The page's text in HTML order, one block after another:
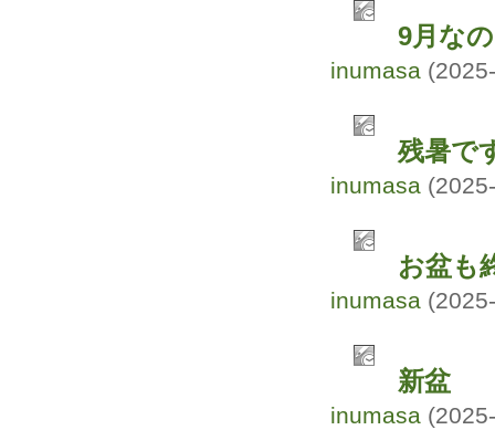
9月な
inumasa
残暑で
inumasa
お盆も
inumasa
新盆
inumasa